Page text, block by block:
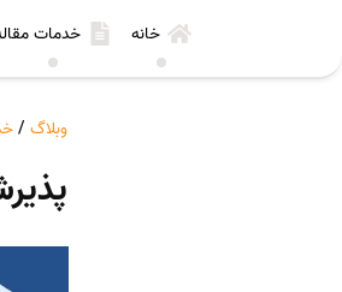
خانه خدمات
وبلاگ /